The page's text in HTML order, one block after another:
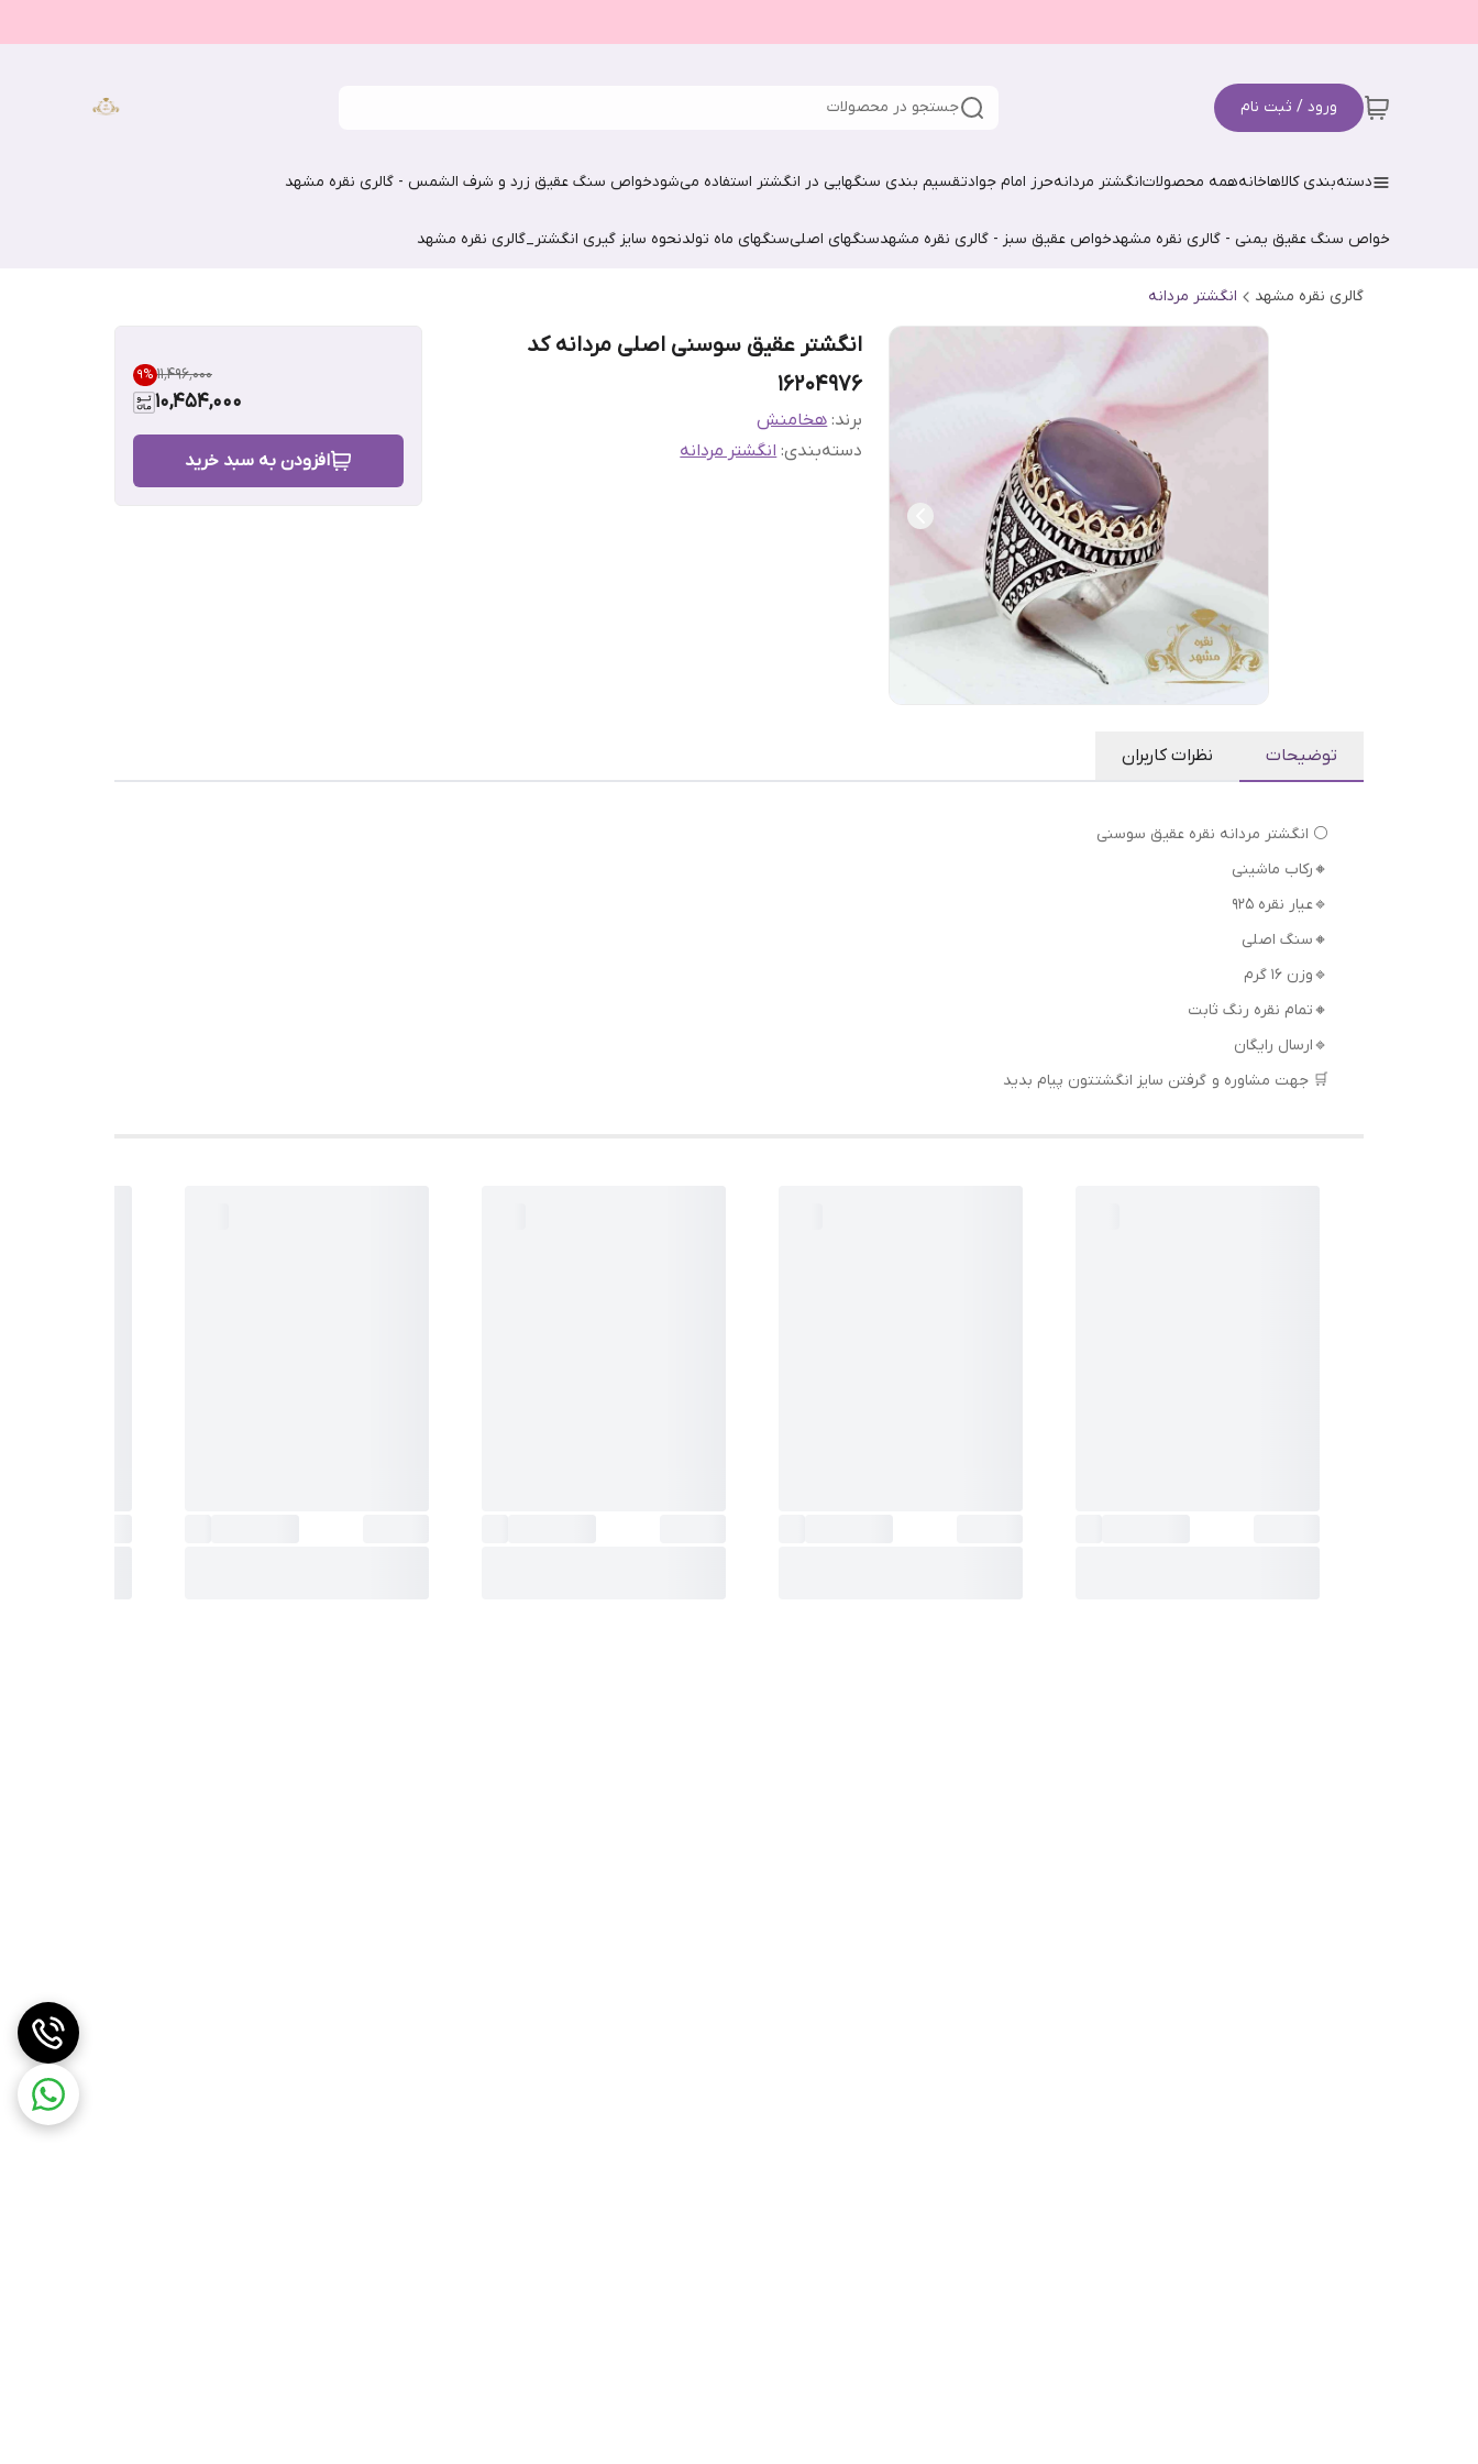
ورود / ثبت نام جستجو در محصولات
دسته‌بندی کالاهاخانههمه محصولاتانگشتر مردانهحرز امام جوادتقسیم بندی سنگهایی در انگشتر استفاده می‌شودخواص سنگ عقیق زرد و شرف الشمس - گالری نقره مشهد
خواص سنگ عقیق یمنی - گالری نقره مشهدخواص عقیق سبز - گالری نقره مشهدسنگهای اصلیسنگهای ماه تولدنحوه سایز گیری انگشتر_گالری نقره مشهد
گالری نقره مشهد انگشتر مردانه
انگشتر عقیق سوسنی اصلی مردانه کد
۱۶۲۰۴۹۷۶
برند: هخامنش
دسته‌بندی:انگشتر مردانه
۱۱٬۴۹۶٬۰۰۰ 9%
10,454,000
افزودن به سبد خرید
توضیحات نظرات کاربران
⚪ انگشتر مردانه نقره عقیق سوسنی
🔸رکاب ماشینی
🔹عیار نقره 925
🔸سنگ اصلی
🔹وزن 16 گرم
🔸تمام نقره رنگ ثابت
🔹ارسال رایگان
🛒 جهت مشاوره و گرفتن سایز انگشتتون پیام بدید